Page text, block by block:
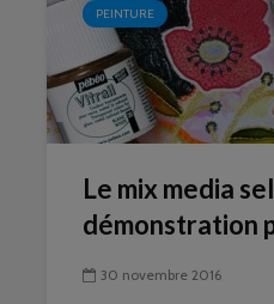
PEINTURE
Le mix media
démonstration
30 novembre 2016